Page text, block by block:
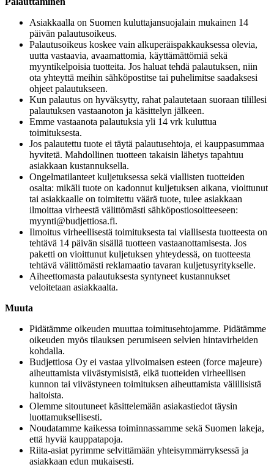
Asiakkaalla on Suomen kuluttajansuojalain mukainen 14
päivän palautusoikeus.
Palautusoikeus koskee vain alkuperäispakkauksessa olevia,
uutta vastaavia, avaamattomia, käyttämättömiä sekä
myyntikelpoisia tuotteita. Jos haluat tehdä palautuksen, niin
ota yhteyttä meihin sähköpostitse tai puhelimitse saadaksesi
ohjeet palautukseen.
Kun palautus on hyväksytty, rahat palautetaan suoraan tilillesi
palautuksen vastaanoton ja käsittelyn jälkeen.
Emme vastaanota palautuksia yli 14 vrk kuluttua
toimituksesta.
Jos palautettu tuote ei täytä palautusehtoja, ei kauppasummaa
hyvitetä. Mahdollinen tuotteen takaisin lähetys tapahtuu
asiakkaan kustannuksella.
Ongelmatilanteet kuljetuksessa sekä viallisten tuotteiden
osalta: mikäli tuote on kadonnut kuljetuksen aikana, vioittunut
tai asiakkaalle on toimitettu väärä tuote, tulee asiakkaan
ilmoittaa virheestä välittömästi sähköpostiosoitteeseen:
myynti@budjettiosa.fi.
Ilmoitus virheellisestä toimituksesta tai viallisesta tuotteesta on
tehtävä 14 päivän sisällä tuotteen vastaanottamisesta. Jos
paketti on vioittunut kuljetuksen yhteydessä, on tuotteesta
tehtävä välittömästi reklamaatio tavaran kuljetusyritykselle.
Aiheettomasta palautuksesta syntyneet kustannukset
veloitetaan asiakkaalta.
Muuta
Pidätämme oikeuden muuttaa toimitusehtojamme. Pidätämme
oikeuden myös tilauksen perumiseen selvien hintavirheiden
kohdalla.
Budjettiosa Oy ei vastaa ylivoimaisen esteen (force majeure)
aiheuttamista viivästymisistä, eikä tuotteiden virheellisen
kunnon tai viivästyneen toimituksen aiheuttamista välillisistä
haitoista.
Olemme sitoutuneet käsittelemään asiakastiedot täysin
luottamuksellisesti.
Noudatamme kaikessa toiminnassamme sekä Suomen lakeja,
että hyviä kauppatapoja.
Riita-asiat pyrimme selvittämään yhteisymmärryksessä ja
asiakkaan edun mukaisesti.